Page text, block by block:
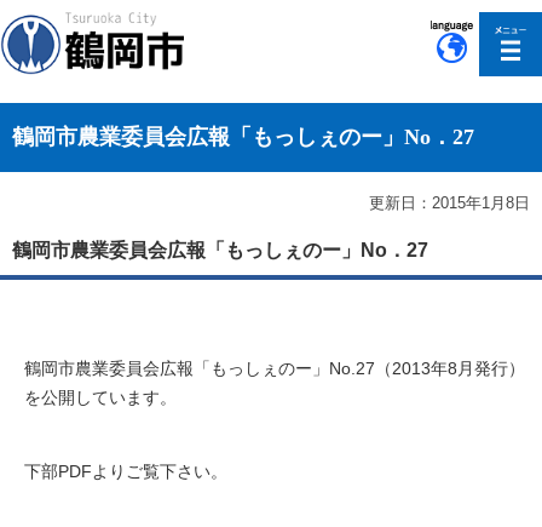
鶴岡市農業委員会広報「もっしぇのー」No．27
更新日：2015年1月8日
鶴岡市農業委員会広報「もっしぇのー」No．27
鶴岡市農業委員会広報「もっしぇのー」No.27（2013年8月発行）
を公開しています。
下部PDFよりご覧下さい。